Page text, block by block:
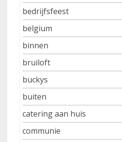
bedrijfsfeest
belgium
binnen
bruiloft
buckys
buiten
catering aan huis
communie